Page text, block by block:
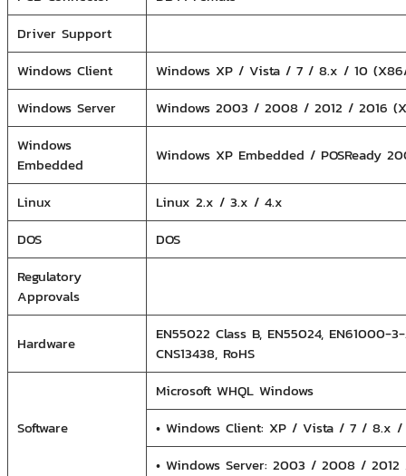
Driver Support
Windows Client
Windows XP / Vista / 7 / 8.x / 10
Windows Server
Windows 2003 / 2008 / 2012 / 2016
Windows
Embedded
Windows XP Embedded / POSReady
Linux
Linux 2.x / 3.x / 4.x
DOS
DOS
Regulatory
Approvals
Hardware
EN55022 Class B, EN55024, EN61000-
CNS13438, RoHS
Software
Microsoft WHQL Windows
• Windows Client: XP / Vista / 7 / 8.x
• Windows Server: 2003 / 2008 / 2012